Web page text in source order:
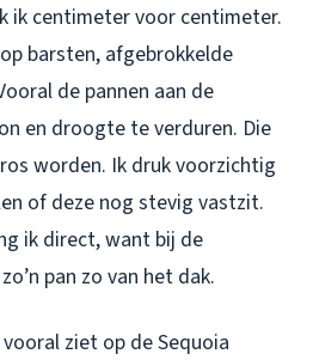
ik centimeter voor centimeter.
barsten, afgebrokkelde
de pannen aan de
en droogte te verduren. Die
worden. Ik druk voorzichtig
of deze nog stevig vastzit.
ik direct, want bij de
pan zo van het dak.
ziet op de Sequoia